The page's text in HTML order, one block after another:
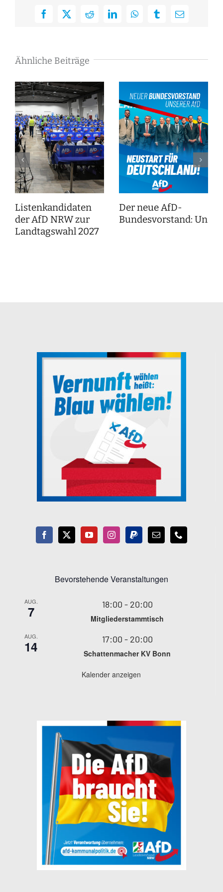
Facebook
X RedditLinkedInWhatsAppTumblrE-
Ähnliche Beiträge
Listenkandidaten
der AfD NRW zur
Landtagswahl 2027
Der neue AfD-
Bundesvorstand:
Bevorstehende Veranstaltungen
AUG.
7 18:00 - 20:00
Mitgliederstammtisch
AUG.
14 17:00 - 20:00
Schattenmacher KV Bonn
Kalender anzeigen